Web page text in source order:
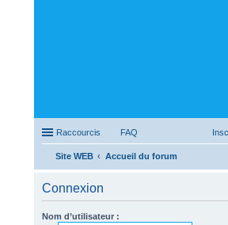
Raccourcis FAQ
Site WEB
Accueil du forum
Connexion
Nom d’utilisateur :